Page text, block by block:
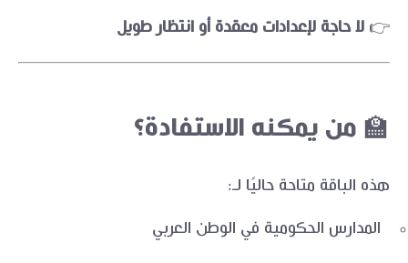
👉 لا حاجة لإعدادات معقدة أو انتظار طويل
🏫 من يمكنه الاستفادة؟
هذه الباقة متاحة حاليًا لـ:
المدارس الحكومية في الوطن العربي